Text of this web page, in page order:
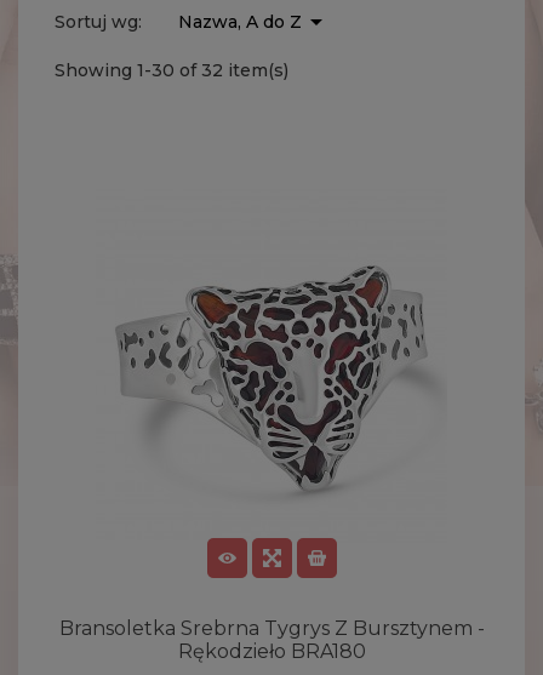
Sortuj wg: Nazwa, A do Z 
Showing 1-30 of 32 item(s)
Bransoletka Srebrna Tygrys Z Bursztynem -
Rękodzieło BRA180